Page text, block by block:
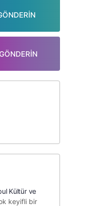
Kültür ve
keyifli bir